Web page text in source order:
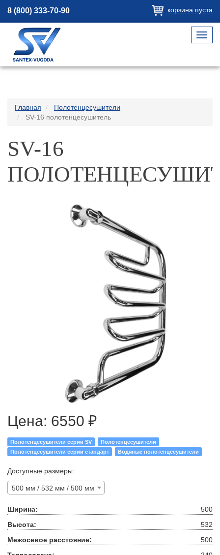
8 (800) 333-70-90 корзина пуста
Главная
Полотенцесушители
SV-16 полотенцесушитель
SV-16
Цена: 6550 ₽
Полотенцесушители серии SV
Полотенцесушители
Полотенцесушители серии стандарт
Водяные полотенцесушители
Доступные размеры:
500 мм / 532 мм / 500 мм
Ширина:
500
Высота:
532
Межосевое расстояние:
500